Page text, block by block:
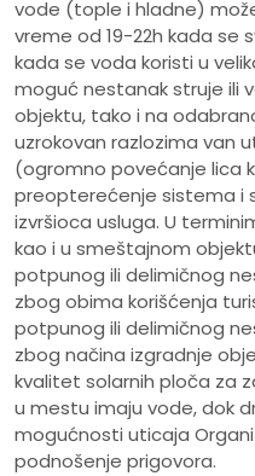
vode (tople i hladne)
vreme od 19-22h kada se
kada se voda koristi u
moguć nestanak struje ili
objektu, tako i na
uzrokovan razlozima van
(ogromno povećanje lica
preopterećenje sistema i
izvršioca usluga. U
kao i u smeštajnom
potpunog ili delimičnog
zbog obima korišćenja
potpunog ili delimičnog
zbog načina izgradnje
kvalitet solarnih ploča za
u mestu imaju vode, dok
mogućnosti uticaja
podnošenje prigovora.